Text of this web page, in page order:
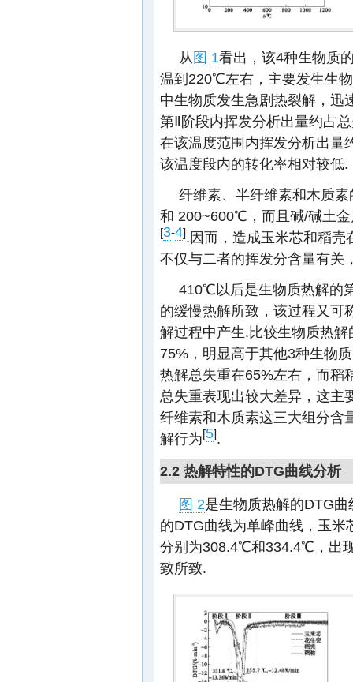
从图 1看出，该4种生物质
温到220℃左右，主要发生生
中生物质发生急剧热裂解，迅
第Ⅱ阶段内挥发分析出量约占
在该温度范围内挥发分析出量
该温度段内的转化率相对较低.
纤维素、半纤维素和木质
和 200~600℃，而且碱/碱土
[3-4].因而，造成玉米芯和稻
不仅与二者的挥发分含量有关
410℃以后是生物质热解的
的缓慢热解所致，该过程又可
解过程中产生.比较生物质热
75%，明显高于其他3种生物
热解总失重在65%左右，而稻
总失重表现出较大差异，这主
纤维素和木质素这三大组分含
解行为[5].
2.2 热解特性的DTG曲线分析
图 2是生物质热解的DTG
的DTG曲线为单峰曲线，玉
分别为308.4℃和334.4℃，出
致所致.